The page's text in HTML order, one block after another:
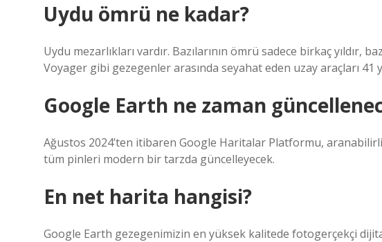
Uydu ömrü ne kadar?
Uydu mezarlıkları vardır. Bazılarının ömrü sadece birkaç yıldır,
Voyager gibi gezegenler arasında seyahat eden uzay araçları 41
Google Earth ne zaman
Ağustos 2024’ten itibaren Google Haritalar Platformu,
tüm pinleri modern bir tarzda güncelleyecek.
En net harita hangisi?
Google Earth gezegenimizin en yüksek kalitede fotogerçekçi